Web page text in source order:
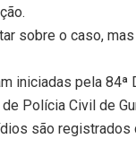
sobre o caso,
iniciadas pela 84ª
Polícia Civil de
são registrados